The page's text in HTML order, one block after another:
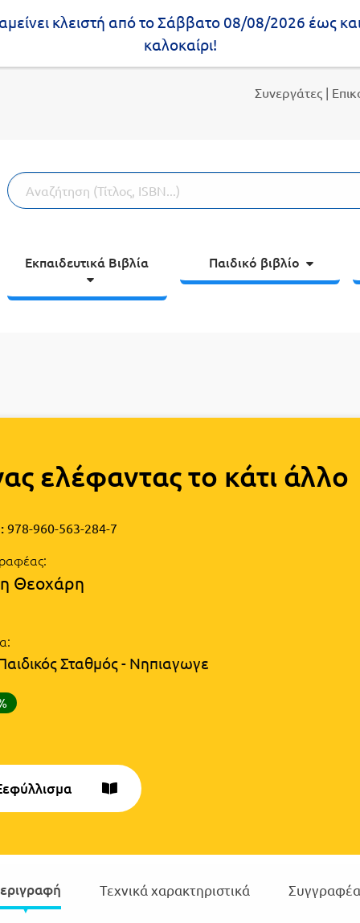
κλειστή από το Σάββατο 08/08/2026 έως
καλοκαίρι!
Συνεργάτες|
Εκπαιδευτικά Βιβλία Παιδικό βιβλίο
ελέφαντας το κάτι άλλο
978-960-563-284-7
Θεοχάρη
Σταθμός - Νηπιαγωγε
Τεχνικά χαρακτηριστικά